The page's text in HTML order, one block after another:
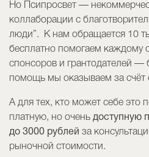
Но Псипросвет —
коллаборации с
люди”. К нам обращается 10
бесплатно помогаем каждому
спонсоров и грантодателей —
помощь мы оказываем за счёт
А для тех, кто может себе это
платную, но очень доступную
до 3000 рублей за
рыночной стоимости.